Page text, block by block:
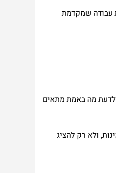
עבודה שמקדמת
לדעת מה באמת מתאים
ולא רק להציג